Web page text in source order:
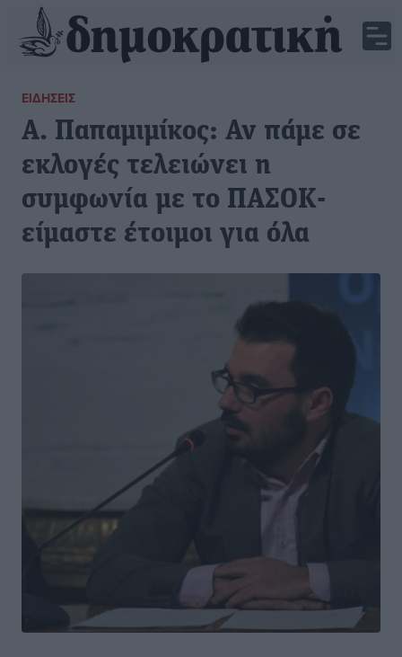
ΕΙΔΉΣΕΙΣ
Α. Παπαμιμίκος: Αν πάμε σε
εκλογές τελειώνει η
συμφωνία με το ΠΑΣΟΚ-
είμαστε έτοιμοι για όλα